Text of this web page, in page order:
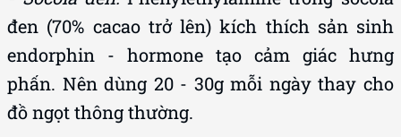
endorphin - hormone tạo cảm giác hưng
phấn. Nên dùng 20 - 30g mỗi ngày thay cho
đồ ngọt thông thường.